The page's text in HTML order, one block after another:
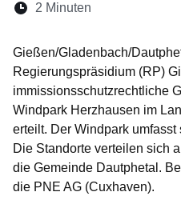
Lesedauer:
2 Minuten
Gießen/Gladenbach/
Regierungspräsidium (RP)
immissionsschutzrechtliche
Windpark Herzhausen im
erteilt. Der Windpark
Die Standorte verteilen sich
die Gemeinde Dautphetal.
die PNE AG (Cuxhaven).